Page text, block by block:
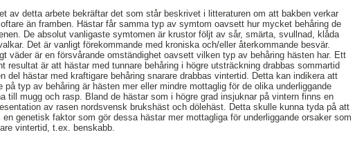
av detta arbete bekräftar det som står beskrivet i litteraturen om att bakben verkar
än framben. Hästar får samma typ av symtom oavsett hur mycket behåring de
De absolut vanligaste symtomen är krustor följt av sår, smärta, svullnad, klåda
Det är vanligt förekommande med kroniska och/eller återkommande besvär.
väder är en försvårande omständighet oavsett vilken typ av behåring hästen har. Ett
resultat är att hästar med tunnare behåring i högre utsträckning drabbas sommartid
del hästar med kraftigare behåring snarare drabbas vintertid. Detta kan indikera att
på typ av behåring är hästen mer eller mindre mottaglig för de olika underliggande
till mugg och rasp. Bland de hästar som i högre grad insjuknar på vintern finns en
av rasen nordsvensk brukshäst och dölehäst. Detta skulle kunna tyda på att
en genetisk faktor som gör dessa hästar mer mottagliga för underliggande orsaker som
vintertid, t.ex. benskabb.